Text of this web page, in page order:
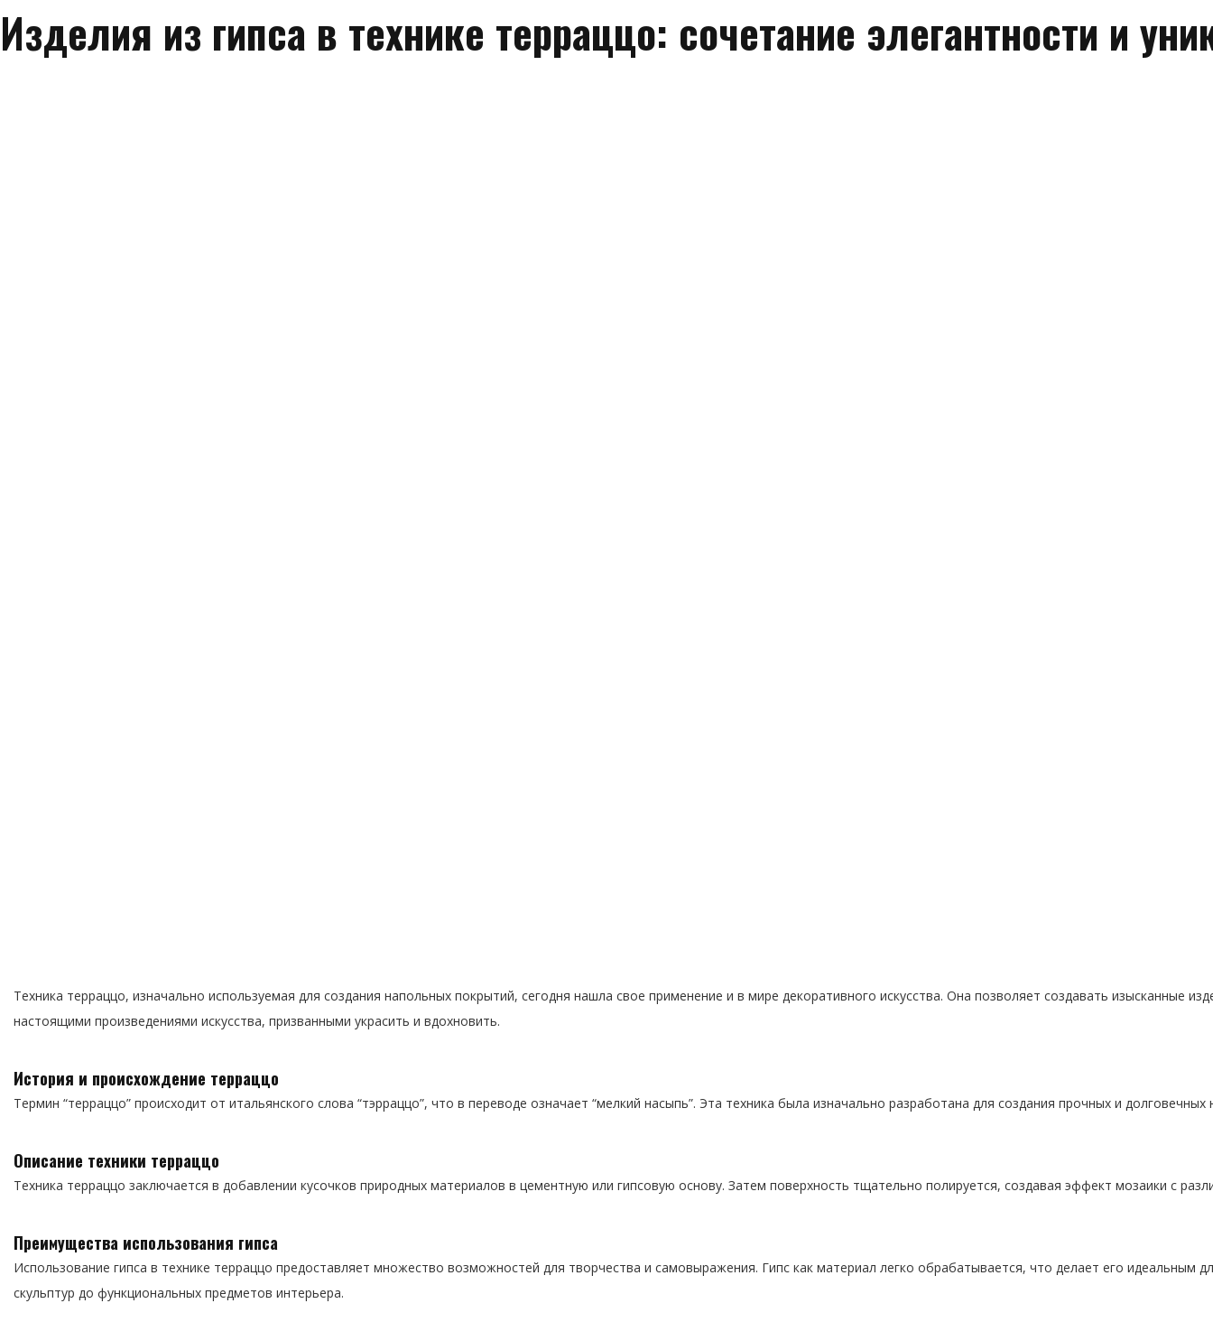
Изделия из гипса в технике терраццо: сочетание элегантности и
Техника терраццо, изначально используемая для создания напольных покрытий, сегодня нашла свое применение и в мире декоративного искусства. Она позволяет создавать
настоящими произведениями искусства, призванными украсить и вдохновить.
История и происхождение терраццо
Термин “терраццо” происходит от итальянского слова “тэрраццо”, что в переводе означает “мелкий насыпь”. Эта техника была изначально разработана для создания прочных и
Описание техники терраццо
Техника терраццо заключается в добавлении кусочков природных материалов в цементную или гипсовую основу. Затем поверхность тщательно полируется, создавая эффект мозаики с
Преимущества использования гипса
Использование гипса в технике терраццо предоставляет множество возможностей для творчества и самовыражения. Гипс как материал легко обрабатывается, что делает его
скульптур до функциональных предметов интерьера.